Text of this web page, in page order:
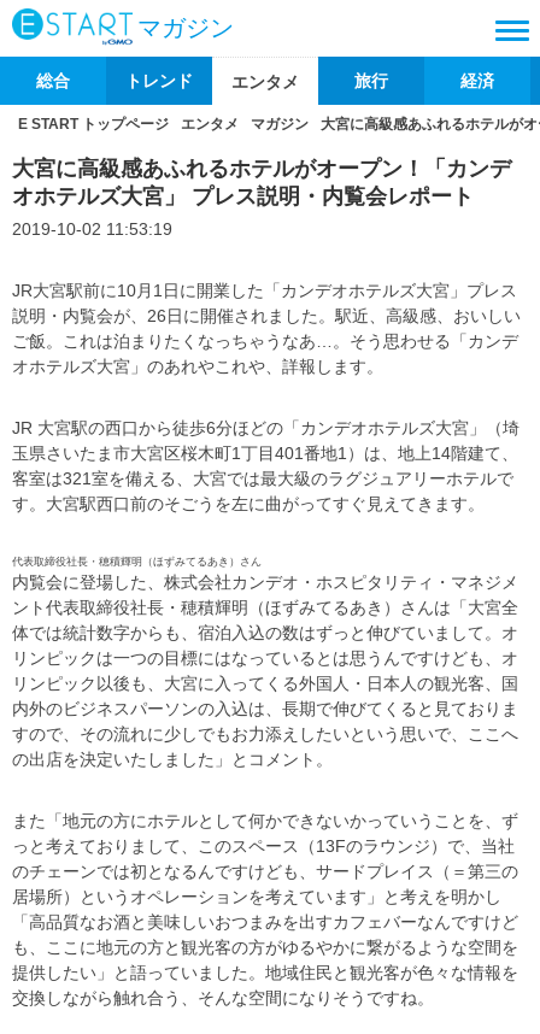
マガジン
総合 トレンド エンタメ 旅行 経済
E START トップページ エンタメ マガジン 大宮に高級感あふれるホテルが
大宮に高級感あふれるホテルがオープン！「カンデ
オホテルズ大宮」 プレス説明・内覧会レポート
2019-10-02 11:53:19
JR大宮駅前に10月1日に開業した「カンデオホテルズ大宮」プレス
説明・内覧会が、26日に開催されました。駅近、高級感、おいしい
ご飯。これは泊まりたくなっちゃうなあ…。そう思わせる「カンデ
オホテルズ大宮」のあれやこれや、詳報します。
JR 大宮駅の西口から徒歩6分ほどの「カンデオホテルズ大宮」（埼
玉県さいたま市大宮区桜木町1丁目401番地1）は、地上14階建て、
客室は321室を備える、大宮では最大級のラグジュアリーホテルで
す。大宮駅西口前のそごうを左に曲がってすぐ見えてきます。
代表取締役社長・穂積輝明（ほずみてるあき）さん
内覧会に登場した、株式会社カンデオ・ホスピタリティ・マネジメ
ント代表取締役社長・穂積輝明（ほずみてるあき）さんは「大宮全
体では統計数字からも、宿泊入込の数はずっと伸びていまして。オ
リンピックは一つの目標にはなっているとは思うんですけども、オ
リンピック以後も、大宮に入ってくる外国人・日本人の観光客、国
内外のビジネスパーソンの入込は、長期で伸びてくると見ておりま
すので、その流れに少しでもお力添えしたいという思いで、ここへ
の出店を決定いたしました」とコメント。
また「地元の方にホテルとして何かできないかっていうことを、ず
っと考えておりまして、このスペース（13Fのラウンジ）で、当社
のチェーンでは初となるんですけども、サードプレイス（＝第三の
居場所）というオペレーションを考えています」と考えを明かし
「高品質なお酒と美味しいおつまみを出すカフェバーなんですけど
も、ここに地元の方と観光客の方がゆるやかに繋がるような空間を
提供したい」と語っていました。地域住民と観光客が色々な情報を
交換しながら触れ合う、そんな空間になりそうですね。